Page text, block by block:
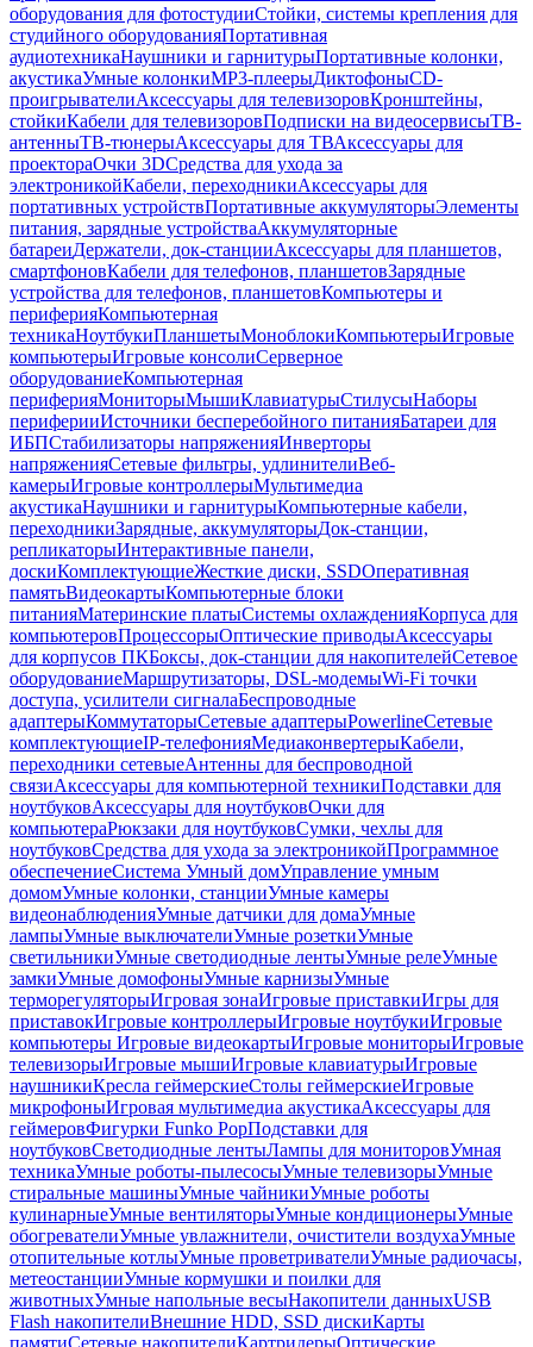
оборудования для фотостудииСтойки, системы крепления для
студийного оборудованияПортативная
аудиотехникаНаушники и гарнитурыПортативные колонки,
акустикаУмные колонкиMP3-плеерыДиктофоныCD-
проигрывателиАксессуары для телевизоровКронштейны,
стойкиКабели для телевизоровПодписки на видеосервисыТВ-
антенныТВ-тюнерыАксессуары для ТВАксессуары для
проектораОчки 3DСредства для ухода за
электроникойКабели, переходникиАксессуары для
портативных устройствПортативные аккумуляторыЭлементы
питания, зарядные устройстваАккумуляторные
батареиДержатели, док-станцииАксессуары для планшетов,
смартфоновКабели для телефонов, планшетовЗарядные
устройства для телефонов, планшетовКомпьютеры и
периферияКомпьютерная
техникаНоутбукиПланшетыМоноблокиКомпьютерыИгровые
компьютерыИгровые консолиСерверное
оборудованиеКомпьютерная
периферияМониторыМышиКлавиатурыСтилусыНаборы
периферииИсточники бесперебойного питанияБатареи для
ИБПСтабилизаторы напряженияИнверторы
напряженияСетевые фильтры, удлинителиВеб-
камерыИгровые контроллерыМультимедиа
акустикаНаушники и гарнитурыКомпьютерные кабели,
переходникиЗарядные, аккумуляторыДок-станции,
репликаторыИнтерактивные панели,
доскиКомплектующиеЖесткие диски, SSDОперативная
памятьВидеокартыКомпьютерные блоки
питанияМатеринские платыСистемы охлажденияКорпуса для
компьютеровПроцессорыОптические приводыАксессуары
для корпусов ПКБоксы, док-станции для накопителейСетевое
оборудованиеМаршрутизаторы, DSL-модемыWi-Fi точки
доступа, усилители сигналаБеспроводные
адаптерыКоммутаторыСетевые адаптерыPowerlineСетевые
комплектующиеIP-телефонияМедиаконвертерыКабели,
переходники сетевыеАнтенны для беспроводной
связиАксессуары для компьютерной техникиПодставки для
ноутбуковАксессуары для ноутбуковОчки для
компьютераРюкзаки для ноутбуковСумки, чехлы для
ноутбуковСредства для ухода за электроникойПрограммное
обеспечениеСистема Умный домУправление умным
домомУмные колонки, станцииУмные камеры
видеонаблюденияУмные датчики для домаУмные
лампыУмные выключателиУмные розеткиУмные
светильникиУмные светодиодные лентыУмные релеУмные
замкиУмные домофоныУмные карнизыУмные
терморегуляторыИгровая зонаИгровые приставкиИгры для
приставокИгровые контроллерыИгровые ноутбукиИгровые
компьютеры Игровые видеокартыИгровые мониторыИгровые
телевизорыИгровые мышиИгровые клавиатурыИгровые
наушникиКресла геймерскиеСтолы геймерскиеИгровые
микрофоныИгровая мультимедиа акустикаАксессуары для
геймеровФигурки Funko PopПодставки для
ноутбуковСветодиодные лентыЛампы для мониторовУмная
техникаУмные роботы-пылесосыУмные телевизорыУмные
стиральные машиныУмные чайникиУмные роботы
кулинарныеУмные вентиляторыУмные кондиционерыУмные
обогревателиУмные увлажнители, очистители воздухаУмные
отопительные котлыУмные проветривателиУмные радиочасы,
метеостанцииУмные кормушки и поилки для
животныхУмные напольные весыНакопители данныхUSB
Flash накопителиВнешние HDD, SSD дискиКарты
памятиСетевые накопителиКартридерыОптические